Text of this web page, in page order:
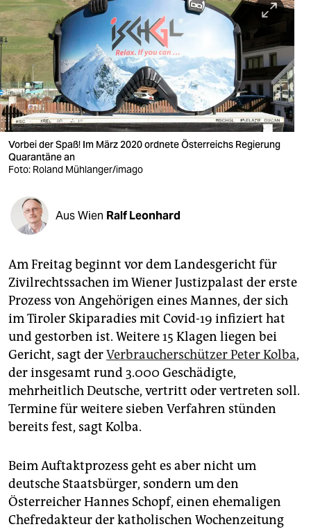
berlin
nord
wahrheit
verlag
verlag
veranstaltungen
fragen & hilfe
abo
genossenschaft
epaper login
Vorbei der Spaß! Im März 2020 ordnete Österreichs Regierung
Quarantäne an
Foto: Roland Mühlanger/imago
Aus Wien Ralf Leonhard
Am Freitag beginnt vor dem Landesgericht für
Zivilrechtssachen im Wiener Justizpalast der erste
Prozess von Angehörigen eines Mannes, der sich
im Tiroler Skiparadies mit Covid-19 infiziert hat
und gestorben ist. Weitere 15 Klagen liegen bei
Gericht, sagt derVerbraucherschützer Peter Kolba,
der insgesamt rund 3.000 Geschädigte,
mehrheitlich Deutsche, vertritt oder vertreten soll.
Termine für weitere sieben Verfahren stünden
bereits fest, sagt Kolba.
Beim Auftaktprozess geht es aber nicht um
deutsche Staatsbürger, sondern um den
Österreicher Hannes Schopf, einen ehemaligen
Chefredakteur der katholischen Wochenzeitung